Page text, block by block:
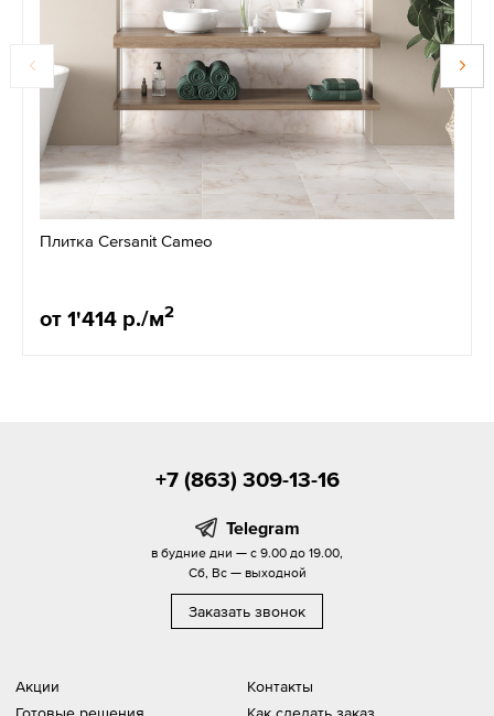
Плитка Cersanit Cameo
от 1'414 р./м2
Акции
Готовые решения
Контакты
Как сделать заказ
+7 (863) 309-13-16
Telegram
в будние дни — с 9.00 до 19.00,
Сб, Вс — выходной
Заказать звонок